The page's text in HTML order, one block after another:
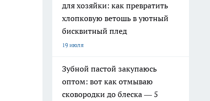
для хозяйки: как превратить
хлопковую ветошь в уютный
бисквитный плед
19 июля
Зубной пастой закупаюсь
оптом: вот как отмываю
сковородки до блеска — 5